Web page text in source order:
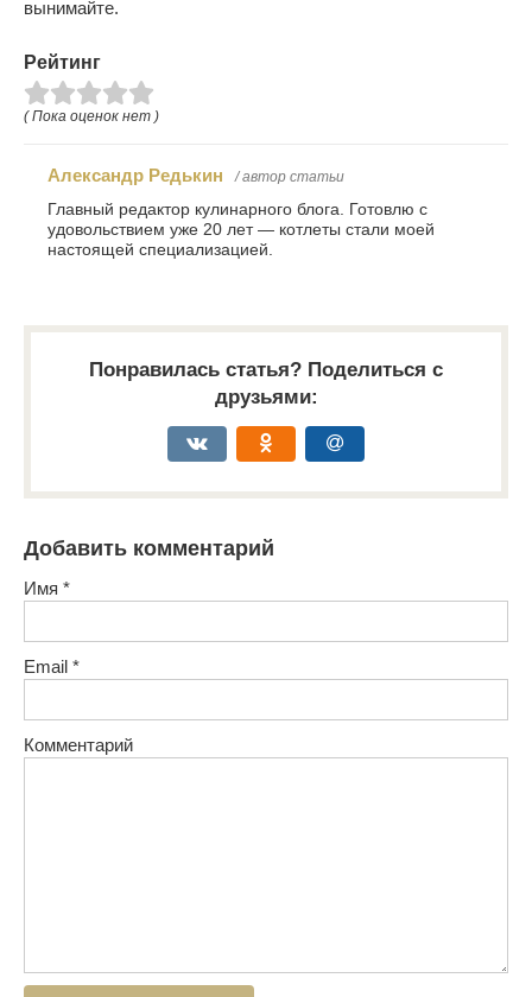
вынимайте.
Рейтинг
( Пока оценок нет )
Александр Редькин / автор статьи
Главный редактор кулинарного блога. Готовлю с
удовольствием уже 20 лет — котлеты стали моей
настоящей специализацией.
Понравилась статья? Поделиться с
друзьями:
Добавить комментарий
Имя *
Email *
Комментарий